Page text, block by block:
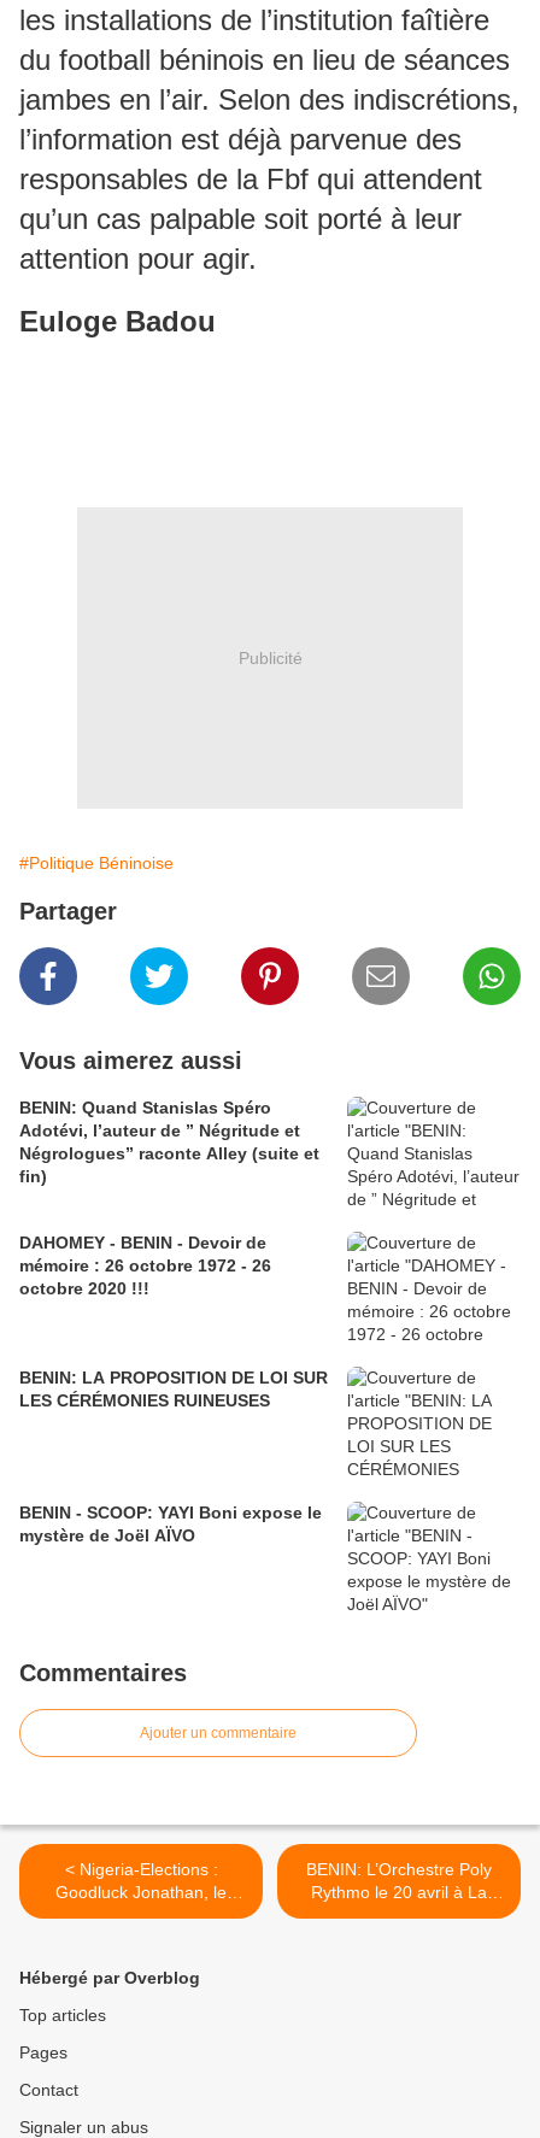
les installations de l’institution faîtière
du football béninois en lieu de séances
jambes en l’air. Selon des indiscrétions,
l’information est déjà parvenue des
responsables de la Fbf qui attendent
qu’un cas palpable soit porté à leur
attention pour agir.
Euloge Badou
Publicité
#Politique Béninoise
Partager
Vous aimerez aussi
BENIN: Quand Stanislas Spéro
Adotévi, l’auteur de ” Négritude et
Négrologues” raconte Alley (suite et
fin)
DAHOMEY - BENIN - Devoir de
mémoire : 26 octobre 1972 - 26
octobre 2020 !!!
BENIN: LA PROPOSITION DE LOI SUR
LES CÉRÉMONIES RUINEUSES
BENIN - SCOOP: YAYI Boni expose le
mystère de Joël AÏVO
Commentaires
Ajouter un commentaire
< Nigeria-Elections :
Goodluck Jonathan, le
donneur de leçons en
BENIN: L’Orchestre Poly
Rythmo le 20 avril à La
Cigale (Paris) >
Hébergé par Overblog
Top articles
Pages
Contact
Signaler un abus